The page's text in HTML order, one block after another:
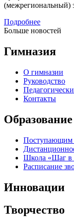
(межрегиональный)
Подробнее
Больше новостей
Гимназия
О гимназии
Руководство
Контакты
Образование
Поступающим
Школа «Шаг в
Расписание
Инновации
Творчество